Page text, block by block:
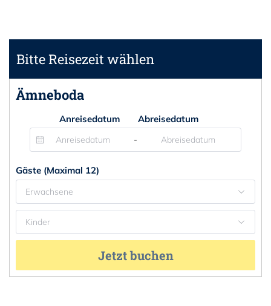
Bitte Reisezeit wählen
Ämneboda
Anreisedatum Abreisedatum
-
Gäste (Maximal 12)
Erwachsene
Kinder
Jetzt buchen